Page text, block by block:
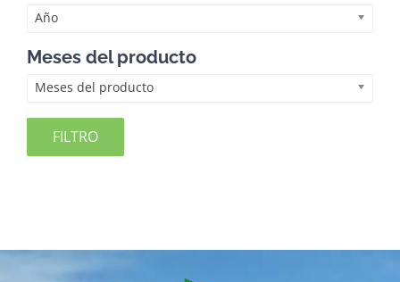
Año
Meses del producto
Meses del producto
FILTRO